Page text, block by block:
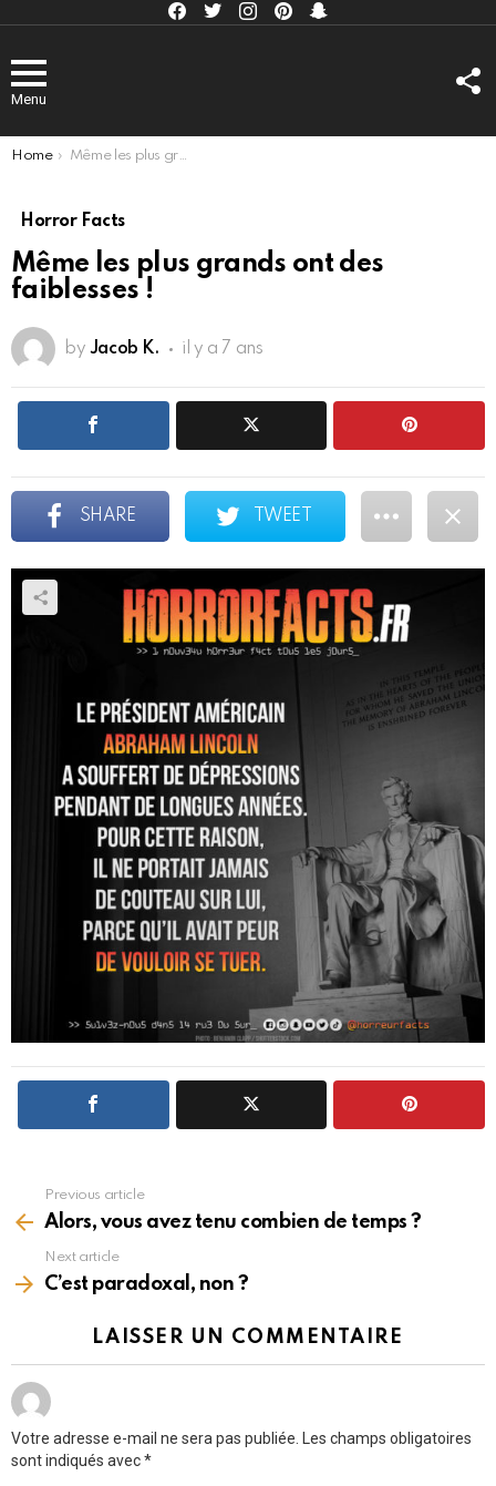
Menu
You are here:
Home Même les plus grands ont des faiblesses !
Horror Facts
Même les plus grands ont des
faiblesses !
by Jacob K. il y a 7 ans
SHARE TWEET
more
Previous article
Alors, vous avez tenu combien de temps ?
Next article
C’est paradoxal, non ?
LAISSER UN COMMENTAIRE
Votre adresse e-mail ne sera pas publiée.
Les champs obligatoires
sont indiqués avec*